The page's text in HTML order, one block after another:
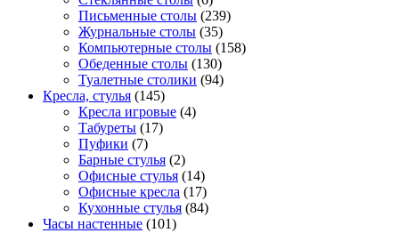
Письменные столы (239)
Журнальные столы (35)
Компьютерные столы (158)
Обеденные столы (130)
Туалетные столики (94)
Кресла, стулья (145)
Кресла игровые (4)
Табуреты (17)
Пуфики (7)
Барные стулья (2)
Офисные стулья (14)
Офисные кресла (17)
Кухонные стулья (84)
Часы настенные (101)